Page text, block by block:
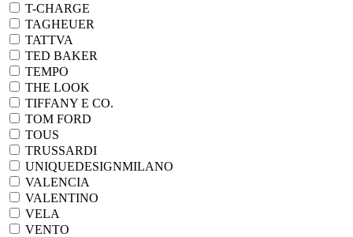
T-CHARGE
TAGHEUER
TATTVA
TED BAKER
TEMPO
THE LOOK
TIFFANY E CO.
TOM FORD
TOUS
TRUSSARDI
UNIQUEDESIGNMILANO
VALENCIA
VALENTINO
VELA
VENTO